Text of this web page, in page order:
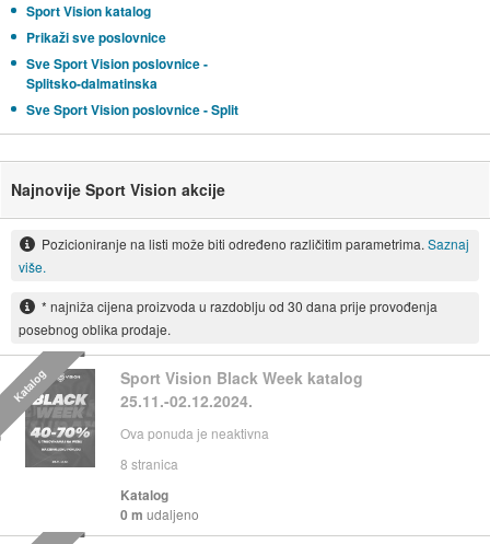
Sport Vision katalog
Prikaži sve poslovnice
Sve Sport Vision poslovnice -
Splitsko-dalmatinska
Sve Sport Vision poslovnice - Split
Najnovije Sport Vision akcije
Pozicioniranje na listi može biti određeno različitim parametrima. Saznaj
više.
* najniža cijena proizvoda u razdoblju od 30 dana prije provođenja
posebnog oblika prodaje.
Sport Vision Black Week katalog
25.11.-02.12.2024.
Ova ponuda je neaktivna
8 stranica
Katalog
0 m udaljeno
Katalog